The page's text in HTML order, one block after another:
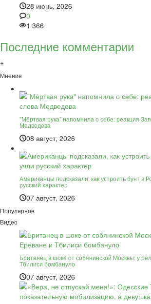
28 июнь, 2026
0
1 366
Последние комментарии
+
Мнение
"Мёртвая рука" напомнила о себе: реакция
Медведева
08 август, 2026
Американцы подсказали, как устроить бунт в
русский характер
07 август, 2026
Популярное
Видео
Британец в шоке от собянинской Москвы: у
Тбилиси бомбануло
07 август, 2026